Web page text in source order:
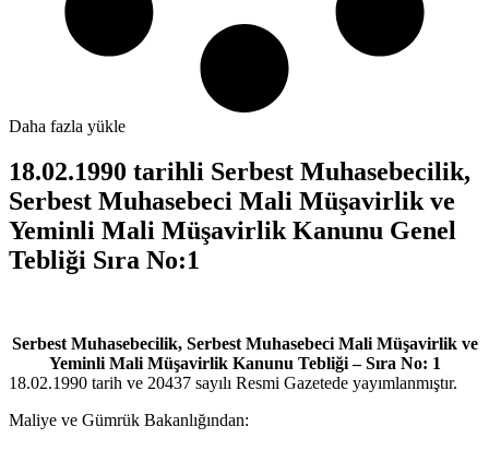
Daha fazla yükle
18.02.1990 tarihli Serbest Muhasebecilik,
Serbest Muhasebeci Mali Müşavirlik ve
Yeminli Mali Müşavirlik Kanunu Genel
Tebliği Sıra No:1
Serbest Muhasebecilik, Serbest Muhasebeci Mali Müşavirlik ve
Yeminli Mali Müşavirlik Kanunu Tebliği – Sıra No: 1
18.02.1990 tarih ve 20437 sayılı Resmi Gazetede yayımlanmıştır.
Maliye ve Gümrük Bakanlığından: